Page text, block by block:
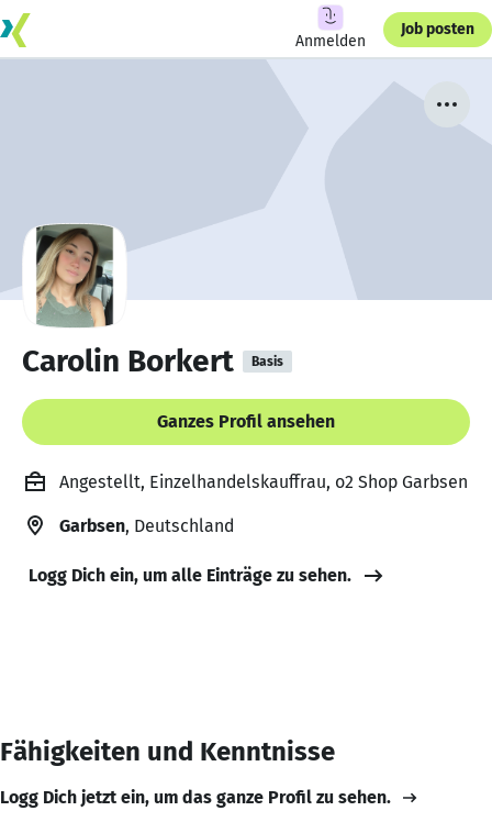
Anmelden
Job posten
Carolin Borkert Basis
Ganzes Profil ansehen
Angestellt, Einzelhandelskauffrau, o2 Shop Garbsen
Garbsen, Deutschland
Logg Dich ein, um alle Einträge zu sehen.
Fähigkeiten und Kenntnisse
Logg Dich jetzt ein, um das ganze Profil zu sehen.